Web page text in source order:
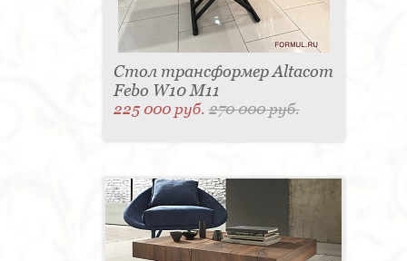
Стол трансформер Altacom
Febo W10 M11
225 000 руб.270 000 руб.